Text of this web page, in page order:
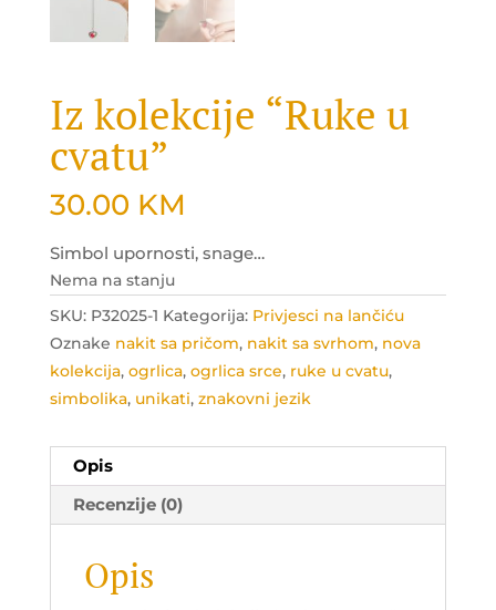
Iz kolekcije “Ruke u
cvatu”
30.00 KM
Simbol upornosti, snage…
Nema na stanju
SKU: P32025-1 Kategorija: Privjesci na lančiću
Oznake nakit sa pričom, nakit sa svrhom, nova
kolekcija, ogrlica, ogrlica srce, ruke u cvatu,
simbolika, unikati, znakovni jezik
Opis
Recenzije (0)
Opis